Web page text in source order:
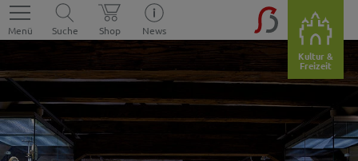
Menü Suche Shop
News
Kultur &
Freizeit